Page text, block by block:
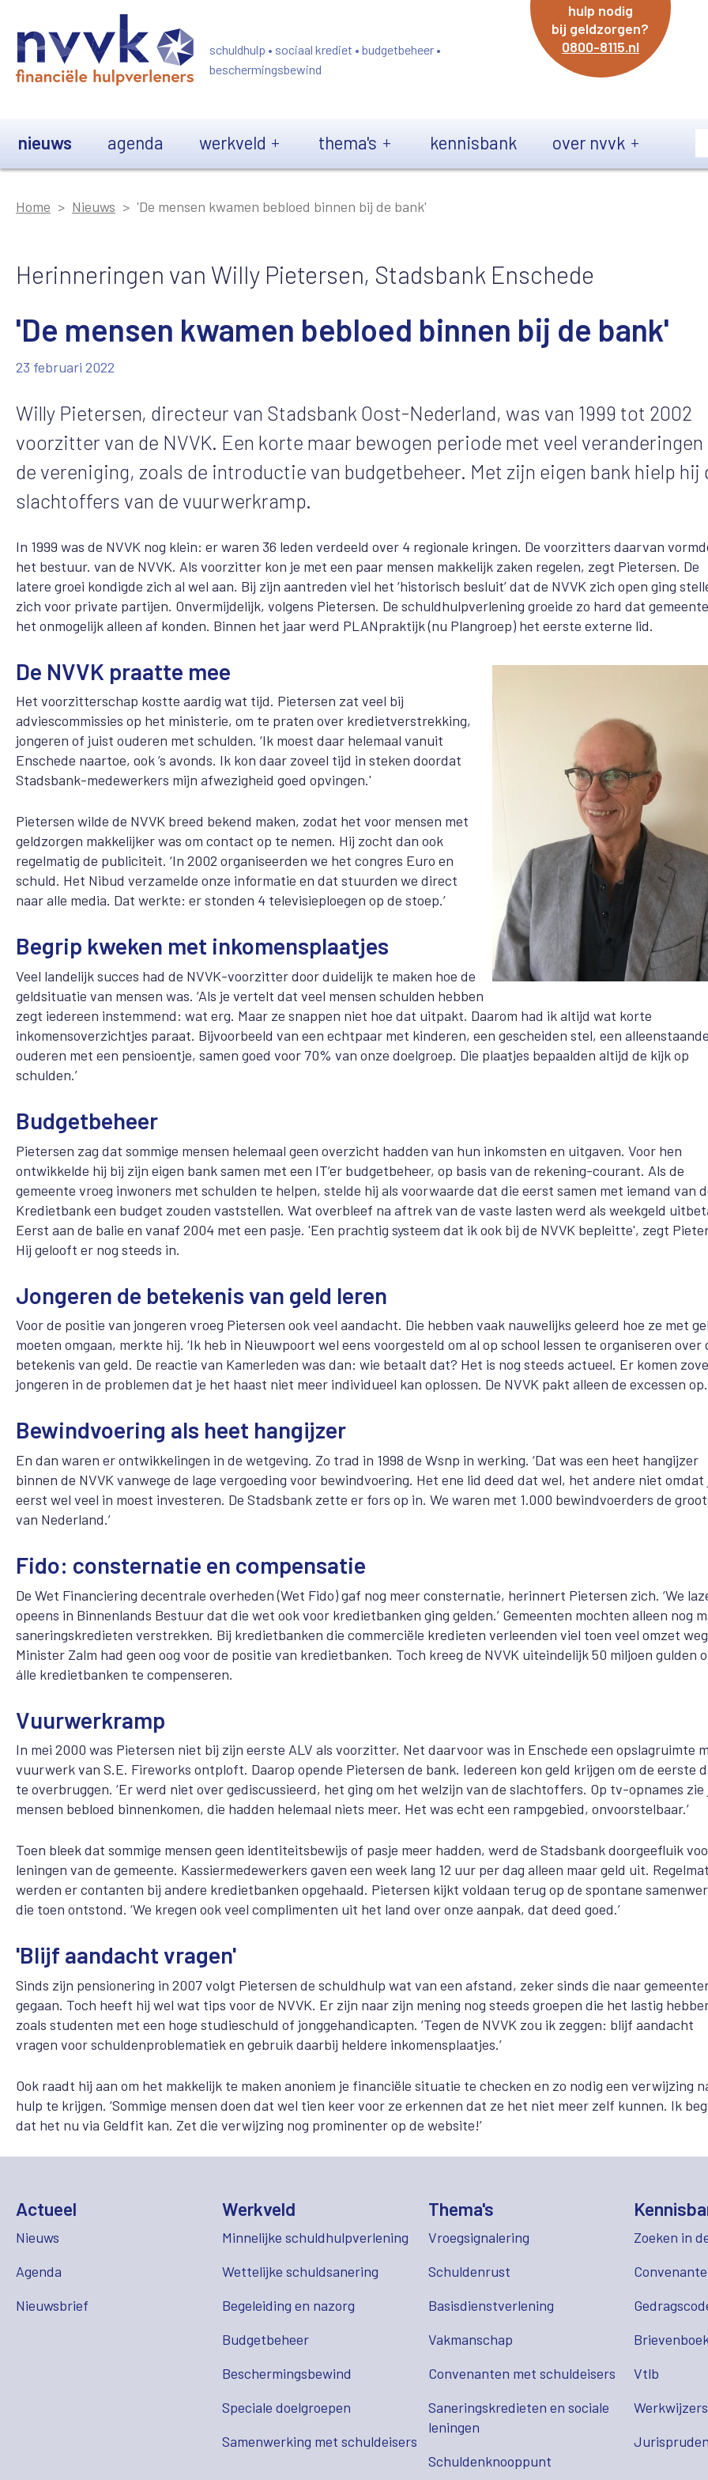
schuldhulp • sociaal krediet • budgetbeheer •
beschermingsbewind
hulp nodig
bij geldzorgen?
0800-8115.nl
nieuws agenda werkveld thema's kennisbank over nvvk
Home Nieuws 'De mensen kwamen bebloed binnen bij de bank'
Herinneringen van Willy Pietersen, Stadsbank Enschede
'De mensen kwamen bebloed binnen bij de bank'
23 februari 2022
Willy Pietersen, directeur van Stadsbank Oost-Nederland, was van 1999 tot 2002
voorzitter van de NVVK. Een korte maar bewogen periode met veel veranderingen
de vereniging, zoals de introductie van budgetbeheer. Met zijn eigen bank hielp hij
slachtoffers van de vuurwerkramp.
In 1999 was de NVVK nog klein: er waren 36 leden verdeeld over 4 regionale kringen. De voorzitters daarvan
het bestuur. van de NVVK. Als voorzitter kon je met een paar mensen makkelijk zaken regelen, zegt Pietersen. De
latere groei kondigde zich al wel aan. Bij zijn aantreden viel het ‘historisch besluit’ dat de NVVK zich open ging
zich voor private partijen. Onvermijdelijk, volgens Pietersen. De schuldhulpverlening groeide zo hard dat
het onmogelijk alleen af konden. Binnen het jaar werd PLANpraktijk (nu Plangroep) het eerste externe lid.
De NVVK praatte mee
Het voorzitterschap kostte aardig wat tijd. Pietersen zat veel bij
adviescommissies op het ministerie, om te praten over kredietverstrekking,
jongeren of juist ouderen met schulden. ‘Ik moest daar helemaal vanuit
Enschede naartoe, ook ’s avonds. Ik kon daar zoveel tijd in steken doordat
Stadsbank-medewerkers mijn afwezigheid goed opvingen.'
Pietersen wilde de NVVK breed bekend maken, zodat het voor mensen met
geldzorgen makkelijker was om contact op te nemen. Hij zocht dan ook
regelmatig de publiciteit. ‘In 2002 organiseerden we het congres Euro en
schuld. Het Nibud verzamelde onze informatie en dat stuurden we direct
naar alle media. Dat werkte: er stonden 4 televisieploegen op de stoep.’
Begrip kweken met inkomensplaatjes
Veel landelijk succes had de NVVK-voorzitter door duidelijk te maken hoe de
geldsituatie van mensen was. ‘Als je vertelt dat veel mensen schulden hebben
zegt iedereen instemmend: wat erg. Maar ze snappen niet hoe dat uitpakt. Daarom had ik altijd wat korte
inkomensoverzichtjes paraat. Bijvoorbeeld van een echtpaar met kinderen, een gescheiden stel, een
ouderen met een pensioentje, samen goed voor 70% van onze doelgroep. Die plaatjes bepaalden altijd de kijk op
schulden.’
Budgetbeheer
Pietersen zag dat sommige mensen helemaal geen overzicht hadden van hun inkomsten en uitgaven. Voor hen
ontwikkelde hij bij zijn eigen bank samen met een IT’er budgetbeheer, op basis van de rekening-courant. Als de
gemeente vroeg inwoners met schulden te helpen, stelde hij als voorwaarde dat die eerst samen met iemand van
Kredietbank een budget zouden vaststellen. Wat overbleef na aftrek van de vaste lasten werd als weekgeld
Eerst aan de balie en vanaf 2004 met een pasje. 'Een prachtig systeem dat ik ook bij de NVVK bepleitte', zegt
Hij gelooft er nog steeds in.
Jongeren de betekenis van geld leren
Voor de positie van jongeren vroeg Pietersen ook veel aandacht. Die hebben vaak nauwelijks geleerd hoe ze met
moeten omgaan, merkte hij. ‘Ik heb in Nieuwpoort wel eens voorgesteld om al op school lessen te organiseren over
betekenis van geld. De reactie van Kamerleden was dan: wie betaalt dat? Het is nog steeds actueel. Er komen
jongeren in de problemen dat je het haast niet meer individueel kan oplossen. De NVVK pakt alleen de excessen
Bewindvoering als heet hangijzer
En dan waren er ontwikkelingen in de wetgeving. Zo trad in 1998 de Wsnp in werking. ‘Dat was een heet hangijzer
binnen de NVVK vanwege de lage vergoeding voor bewindvoering. Het ene lid deed dat wel, het andere niet omdat
eerst wel veel in moest investeren. De Stadsbank zette er fors op in. We waren met 1.000 bewindvoerders de
van Nederland.’
Fido: consternatie en compensatie
De Wet Financiering decentrale overheden (Wet Fido) gaf nog meer consternatie, herinnert Pietersen zich. ‘We
opeens in Binnenlands Bestuur dat die wet ook voor kredietbanken ging gelden.’ Gemeenten mochten alleen nog
saneringskredieten verstrekken. Bij kredietbanken die commerciële kredieten verleenden viel toen veel omzet
Minister Zalm had geen oog voor de positie van kredietbanken. Toch kreeg de NVVK uiteindelijk 50 miljoen gulden
álle kredietbanken te compenseren.
Vuurwerkramp
In mei 2000 was Pietersen niet bij zijn eerste ALV als voorzitter. Net daarvoor was in Enschede een opslagruimte
vuurwerk van S.E. Fireworks ontploft. Daarop opende Pietersen de bank. Iedereen kon geld krijgen om de eerste
te overbruggen. ‘Er werd niet over gediscussieerd, het ging om het welzijn van de slachtoffers. Op tv-opnames zie
mensen bebloed binnenkomen, die hadden helemaal niets meer. Het was echt een rampgebied, onvoorstelbaar.’
Toen bleek dat sommige mensen geen identiteitsbewijs of pasje meer hadden, werd de Stadsbank doorgeefluik
leningen van de gemeente. Kassiermedewerkers gaven een week lang 12 uur per dag alleen maar geld uit.
werden er contanten bij andere kredietbanken opgehaald. Pietersen kijkt voldaan terug op de spontane
die toen ontstond. ‘We kregen ook veel complimenten uit het land over onze aanpak, dat deed goed.’
'Blijf aandacht vragen'
Sinds zijn pensionering in 2007 volgt Pietersen de schuldhulp wat van een afstand, zeker sinds die naar
gegaan. Toch heeft hij wel wat tips voor de NVVK. Er zijn naar zijn mening nog steeds groepen die het lastig
zoals studenten met een hoge studieschuld of jonggehandicapten. ‘Tegen de NVVK zou ik zeggen: blijf aandacht
vragen voor schuldenproblematiek en gebruik daarbij heldere inkomensplaatjes.’
Ook raadt hij aan om het makkelijk te maken anoniem je financiële situatie te checken en zo nodig een verwijzing
hulp te krijgen. ‘Sommige mensen doen dat wel tien keer voor ze erkennen dat ze het niet meer zelf kunnen. Ik
dat het nu via Geldfit kan. Zet die verwijzing nog prominenter op de website!’
Actueel
Nieuws
Agenda
Nieuwsbrief
Werkveld
Minnelijke schuldhulpverlening
Wettelijke schuldsanering
Begeleiding en nazorg
Budgetbeheer
Beschermingsbewind
Speciale doelgroepen
Samenwerking met schuldeisers
Thema's
Vroegsignalering
Schuldenrust
Basisdienstverlening
Vakmanschap
Convenanten met schuldeisers
Saneringskredieten en sociale
leningen
Schuldenknooppunt
Zoeken in
Vtlb
Werkwijzers